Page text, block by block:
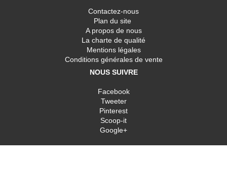
Contactez-nous
Plan du site
A propos de nous
La charte de qualité
Mentions légales
Conditions générales de vente
NOUS SUIVRE
Facebook
Tweeter
Pinterest
Scoop-it
Google+